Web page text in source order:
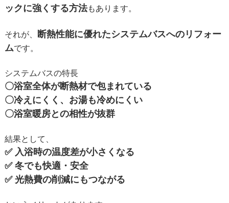
ックに強くする方法もあります。
それが、
断熱性能に優れたシステムバスへのリフォー
ムです。
システムバスの特長
〇浴室全体が断熱材で包まれている
〇冷えにくく、お湯も冷めにくい
〇浴室暖房との相性が抜群
結果として、
✅ 入浴時の温度差が小さくなる
✅ 冬でも快適・安全
✅ 光熱費の削減にもつながる